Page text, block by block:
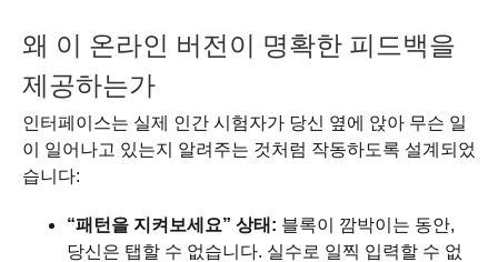
왜 이 온라인 버전이 명확한 피드백을
제공하는가
인터페이스는 실제 인간 시험자가 당신 옆에 앉아 무슨 일
이 일어나고 있는지 알려주는 것처럼 작동하도록 설계되었
습니다:
“패턴을 지켜보세요” 상태: 블록이 깜박이는 동안,
당신은 탭할 수 없습니다. 실수로 일찍 입력할 수 없